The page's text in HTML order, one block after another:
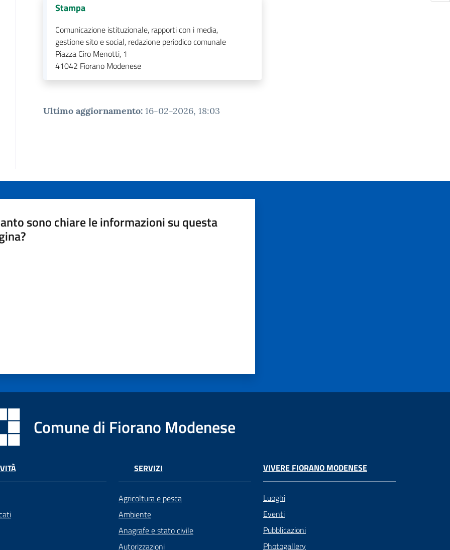
Stampa
Comunicazione istituzionale, rapporti con i media,
gestione sito e social, redazione periodico comunale
Piazza Ciro Menotti, 1
41042 Fiorano Modenese
Ultimo aggiornamento: 16-02-2026, 18:03
sono chiare le informazioni su questa
Comune di Fiorano Modenese
SERVIZI
Agricoltura e pesca
Ambiente
Anagrafe e stato civile
Autorizzazioni
VIVERE FIORANO MODENESE
Luoghi
Eventi
Pubblicazioni
Photogallery